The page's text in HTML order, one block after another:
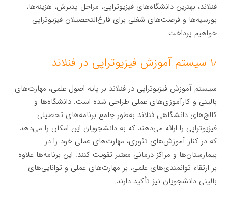
فنلاند، بهترین دانشگاه‌های فیزیوتراپی، مراحل پذیرش، هزینه‌ها،
بورسیه‌ها و فرصت‌های شغلی برای فارغ‌التحصیلان فیزیوتراپی
خواهیم پرداخت.
۱٫ سیستم آموزش فیزیوتراپی در فنلاند
سیستم آموزش فیزیوتراپی در فنلاند بر پایه اصول علمی، مهارت‌های
بالینی و کارآموزی‌های عملی طراحی شده است. دانشگاه‌ها و
کالج‌های دانشگاهی فنلاند به‌طور جامع برنامه‌های تحصیلی
فیزیوتراپی را ارائه می‌دهند که به دانشجویان این امکان را می‌دهد
که در کنار آموزش‌های تئوری، مهارت‌های عملی خود را در
بیمارستان‌ها و مراکز درمانی معتبر تقویت کنند. این برنامه‌ها علاوه
بر ارتقاء توانمندی‌های علمی، بر مهارت‌های عملی و توانایی‌های
بالینی دانشجویان نیز تأکید دارند.